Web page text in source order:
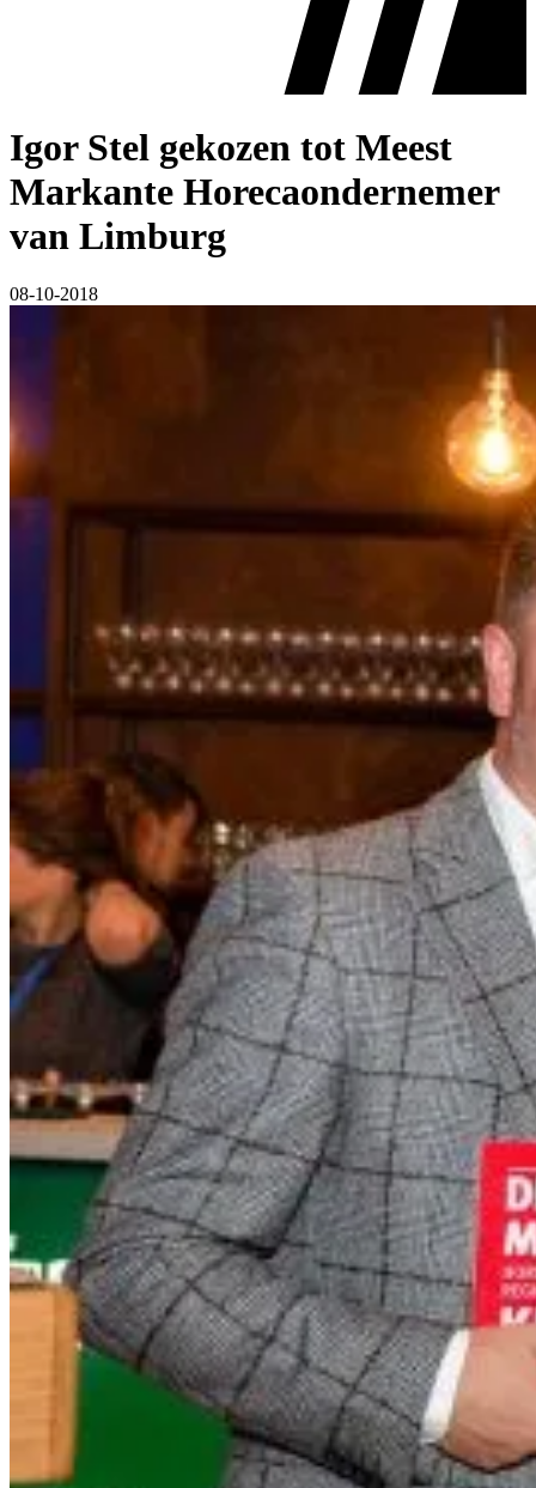
Igor Stel gekozen tot Meest
Markante Horecaondernemer
van Limburg
08-10-2018